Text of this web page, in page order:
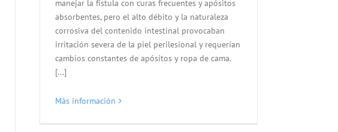
manejar la fístula con curas frecuentes y apósitos
absorbentes, pero el alto débito y la naturaleza
corrosiva del contenido intestinal provocaban
irritación severa de la piel perilesional y requerían
cambios constantes de apósitos y ropa de cama.
[...]
Más información